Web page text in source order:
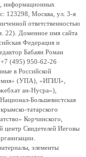
информационных
123298, Москва, ул. 3-я
ответственностью
22). Доменное имя сайта
Федерация и
Бабаян Роман
(495) 950-62-26
в Российской
(УПА), «ИГИЛ»,
ан-Нусра»),
Большевистская
татарского
Корчинского,
центр Свидетелей Иеговы
элементы